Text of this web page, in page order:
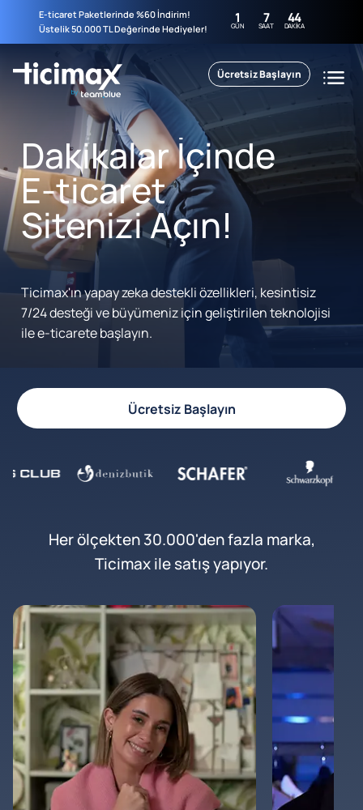
E-ticaret Paketlerinde %60 İndirim!
Üstelik 50.000 TL Değerinde Hediyeler!
1
GÜN 7
SAAT 44
DAKIKA
Ücretsiz Başlayın
Dakikalar İçinde
E-ticaret
Sitenizi Açın!
Ticimax'ın yapay zeka destekli özellikleri, kesintisiz
7/24 desteği ve büyümeniz için geliştirilen teknolojisi
ile e-ticarete başlayın.
Ücretsiz Başlayın
Her ölçekten 30.000'den fazla marka,
Ticimax ile satış yapıyor.